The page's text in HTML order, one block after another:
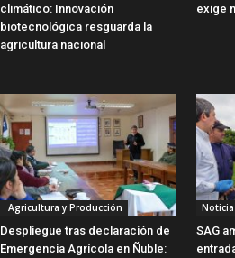
climático: Innovación
biotecnológica resguarda la
agricultura nacional
exige
Agricultura y Producción
Despliegue tras declaración de
Emergencia Agrícola en Ñuble:
SAG